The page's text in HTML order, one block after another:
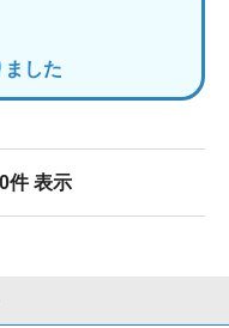
した
0件 表示